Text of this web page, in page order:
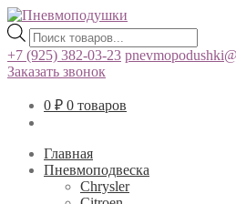
Поиск
товаров
+7 (925) 382-03-23
Заказать звонок
0 ₽ 0 товаров
Главная
Пневмоподвеска
Chrysler